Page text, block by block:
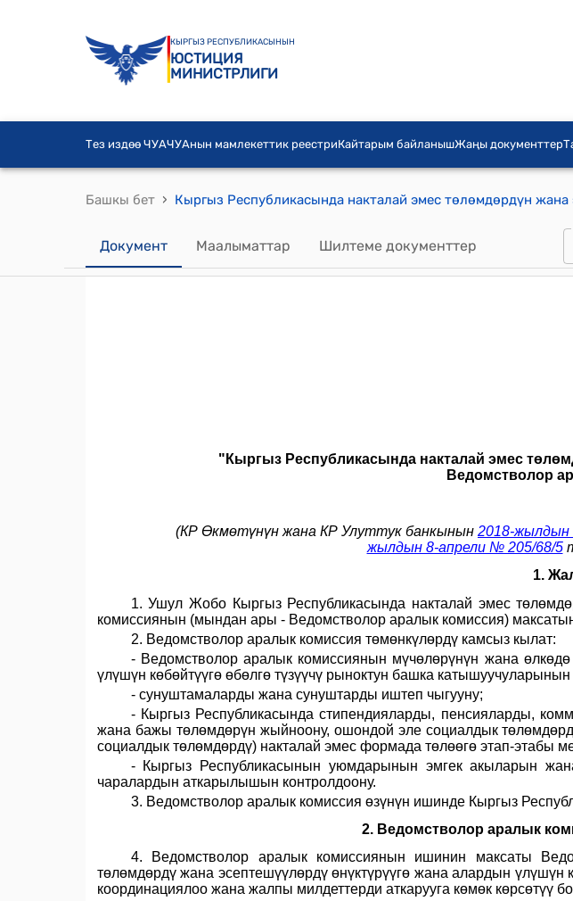
КЫРГЫЗ РЕСПУБЛИКАСЫНЫН
ЮСТИЦИЯ
МИНИСТРЛИГИ
Тез издөө ЧУАЧУАнын мамлекеттик реестриКайтарым байланышЖаңы документтер
Башкы бет ›
Документ Маалыматтар Шилтеме документтер